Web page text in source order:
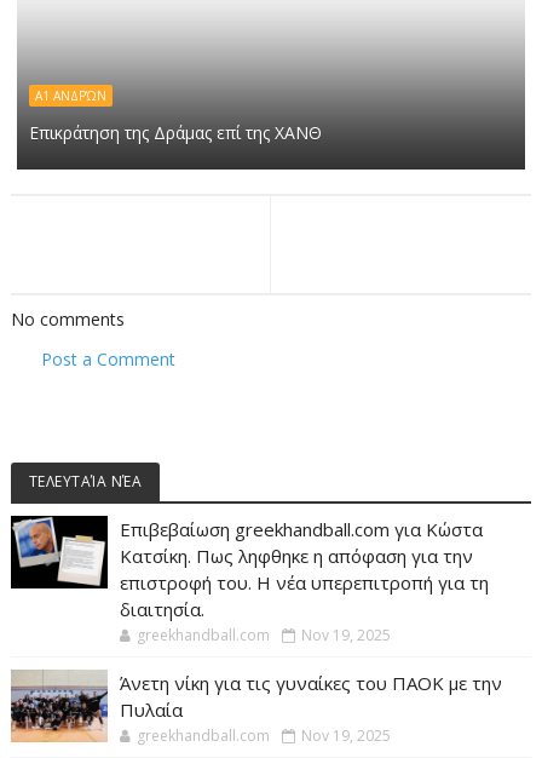
Α1 ΑΝΔΡΏΝ
Επικράτηση της Δράμας επί της ΧΑΝΘ
No comments
Post a Comment
ΤΕΛΕΥΤΑΊΑ ΝΈΑ
Επιβεβαίωση greekhandball.com για Κώστα
Κατσίκη. Πως ληφθηκε η απόφαση για την
επιστροφή του. Η νέα υπερεπιτροπή για τη
διαιτησία.
greekhandball.com Nov 19, 2025
Άνετη νίκη για τις γυναίκες του ΠΑΟΚ με την
Πυλαία
greekhandball.com Nov 19, 2025